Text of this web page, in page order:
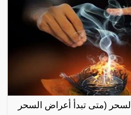
(متى تبدأ أعراض السحر